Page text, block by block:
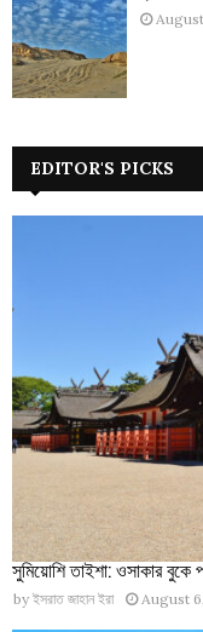
EDITOR'S PICKS
সুমিয়োশি তাইশা: ওসাকার বুকে
by ইসরাত জাহান ইরা August